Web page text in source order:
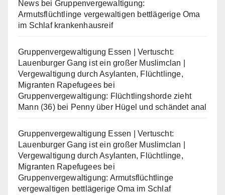
Newsbei Gruppenvergewaltigung:
Armutsflüchtlinge vergewaltigen bettlägerige Oma
im Schlaf krankenhausreif
Gruppenvergewaltigung Essen | Vertuscht:
Lauenburger Gang ist ein großer Muslimclan |
Vergewaltigung durch Asylanten, Flüchtlinge,
Migranten Rapefugees bei
Gruppenvergewaltigung: Flüchtlingshorde zieht
Mann (36) bei Penny über Hügel und schändet anal
Gruppenvergewaltigung Essen | Vertuscht:
Lauenburger Gang ist ein großer Muslimclan |
Vergewaltigung durch Asylanten, Flüchtlinge,
Migranten Rapefugees bei
Gruppenvergewaltigung: Armutsflüchtlinge
vergewaltigen bettlägerige Oma im Schlaf